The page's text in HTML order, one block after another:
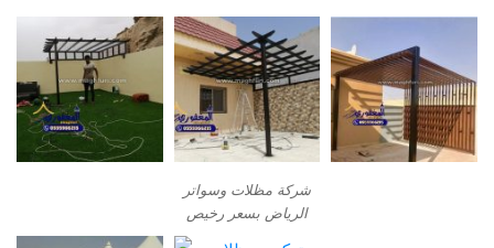
شركة مظلات وسواتر
الرياض بسعر رخيص